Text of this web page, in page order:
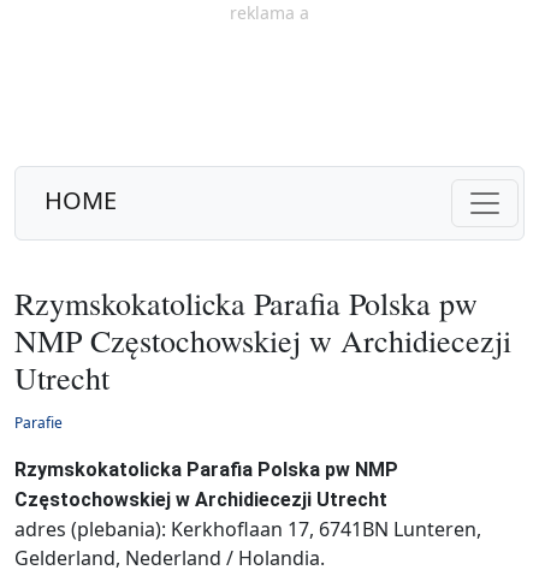
reklama a
HOME
Rzymskokatolicka Parafia Polska pw
NMP Częstochowskiej w Archidiecezji
Utrecht
Parafie
Rzymskokatolicka Parafia Polska pw NMP
Częstochowskiej w Archidiecezji Utrecht
adres (plebania): Kerkhoflaan 17, 6741BN Lunteren,
Gelderland, Nederland / Holandia.